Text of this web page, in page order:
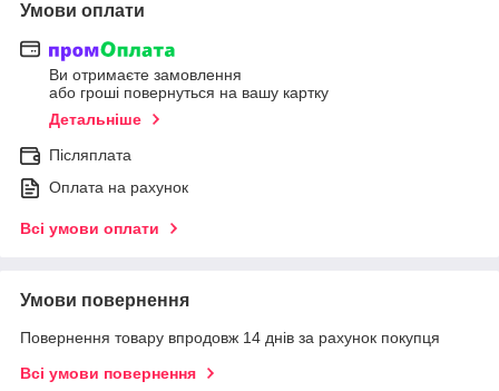
Умови оплати
Ви отримаєте замовлення
або гроші повернуться на вашу картку
Детальніше
Післяплата
Оплата на рахунок
Всі умови оплати
Умови повернення
Повернення товару впродовж 14 днів за рахунок покупця
Всі умови повернення